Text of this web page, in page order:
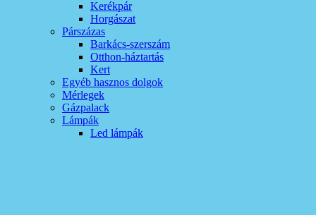
Kerékpár
Horgászat
Párszázas
Barkács-szerszám
Otthon-háztartás
Kert
Egyéb hasznos dolgok
Mérlegek
Gázpalack
Lámpák
Led lámpák